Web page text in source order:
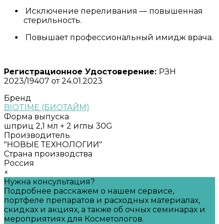
Исключение переливания — повышенная
стерильность.
Повышает профессиональный имидж врача.
Регистрационное Удостоверение: РЗН
2023/19407 от 24.01.2023
Бренд
BIOTIME (БИОТАЙМ)
Форма выпуска
шприц 2,1 мл + 2 иглы 30G
Производитель
"НОВЫЕ ТЕХНОЛОГИИ"
Страна производства
Россия
×
Нужна консультация?
Подробнее расскажем о нашем сервисе,
портфеле препаратов и расходных материалах,
скидках и акциях, а также об очных семинарах и
мероприятиях для Косметологов.